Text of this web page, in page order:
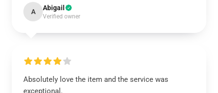
A Abigail
Verified owner
Absolutely love the item and the service was
exceptional.